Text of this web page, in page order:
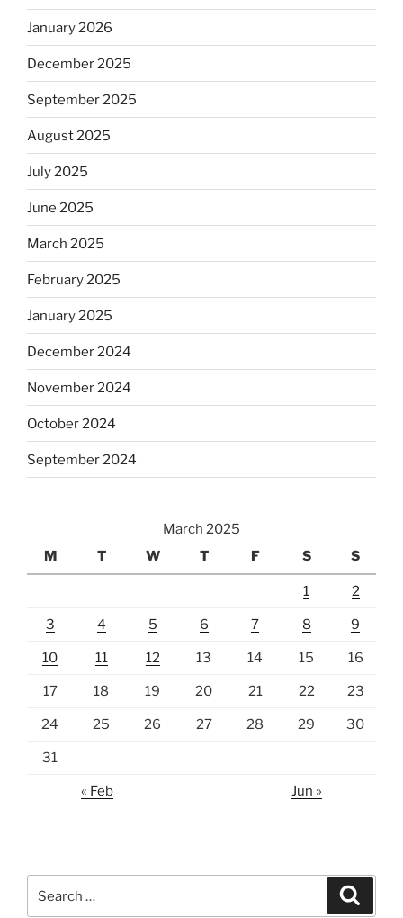
January 2026
December 2025
September 2025
August 2025
July 2025
June 2025
March 2025
February 2025
January 2025
December 2024
November 2024
October 2024
September 2024
March 2025
M
T W T F S S
1 2
3 4 5 6 7 8 9
10 11 12 13 14 15 16
17 18 19 20 21 22 23
24 25 26 27 28 29 30
31
« Feb Jun »
for: